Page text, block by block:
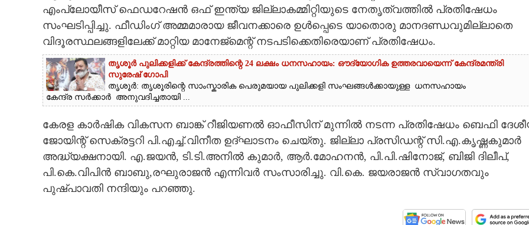
LITERATURE
CONTACT US
എംപ്ലോയീസ് ഫെഡറേഷൻ ഒഫ് ഇന്ത്യ ജില്ലാകമ്മിറ്റിയുടെ നേതൃത്വത്തിൽ പ്രതിഷേധം
സംഘടിപ്പിച്ചു. ഫീഡിംഗ് അമ്മമാരായ ജീവനക്കാരെ ഉൾപ്പെടെ യാതൊരു മാനദണ്ഡവുമില്ലാതെ
വിദൂരസ്ഥലങ്ങളിലേക്ക് മാറ്റിയ മാനേജ്‌മെന്റ് നടപടിക്കെതിരെയാണ് പ്രതിഷേധം.
തൃശൂർ പുലിക്കളിക്ക് കേന്ദ്രത്തിന്റെ 24 ലക്ഷം ധനസഹായം: ഔദ്യോഗിക ഉത്തരവായെന്ന് കേന്ദ്രമന്ത്രി
സുരേഷ് ഗോപി
തൃശൂർ: തൃശൂരിന്റെ സാംസ്കാരിക പെരുമയായ പുലിക്കളി സംഘങ്ങൾക്കായുള്ള ധനസഹായം
കേന്ദ്ര സർക്കാർ അനുവദിച്ചതായി ...
കേരള കാർഷിക വികസന ബാങ്ക് റീജിയണൽ ഓഫീസിന് മുന്നിൽ നടന്ന പ്രതിഷേധം ബെഫി
ജോയിന്റ് സെക്രട്ടറി പി.എച്ച്.വിനീത ഉദ്ഘാടനം ചെയ്തു. ജില്ലാ പ്രസിഡന്റ് സി.എ.കൃഷ്ണകുമാർ
അദ്ധ്യക്ഷനായി. എ.ജയൻ, ടി.ടി.അനിൽ കുമാർ, ആർ.മോഹനൻ, പി.പി.ഷിനോജ്, ബിജി ദിലീപ്,
പി.കെ.വിപിൻ ബാബു,രഘുരാജൻ എന്നിവർ സംസാരിച്ചു. വി.കെ. ജയരാജൻ സ്വാഗതവും
പുഷ്പാവതി നന്ദിയും പറഞ്ഞു.